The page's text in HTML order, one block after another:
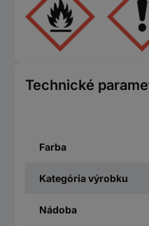
Technické
Farba
Kategória výrobku
Nádoba